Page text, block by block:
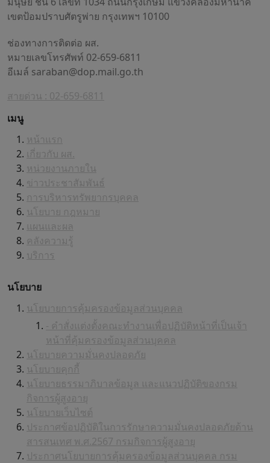
เขตป้อมปราบศัตรูพ่าย กรุงเทพฯ 10100
ช่องทางการติดต่อ ผส.
หมายเลขโทรศัพท์ 02-659-6811
อีเมล์ saraban@dop.mail.go.th
สายด่วน : 02-659-6811
เมนู
หน้าแรก
เกี่ยวกับ ผส.
หน่วยงานภายใน
ข่าวประชาสัมพันธ์
การบริหารทรัพยากรบุคคล
นโยบาย กฎหมาย
แผนและผล
คลังความรู้
บริการ
นโยบาย
นโยบายการคุ้มครองข้อมูลส่วนบุคคล
- คำสั่งแต่งตั้งคณะทำงานเพื่อปฏิบัติหน้าที่เป็นเจ้า
หน้าที่คุ้มครองข้อมูลส่วนบุคคล
นโยบายความมั่นคงปลอดภัย
นโยบายคุกกี้
นโยบายธรรมาภิบาลข้อมูล และแนวปฏิบัติของกรม
กิจการผู้สูงอายุ
นโยบายเว็บไซต์
ประกาศข้อปฏิบัติในการรักษาความมั่นคงปลอดภัยด้าน
สารสนเทศ พ.ศ.2567 กรมกิจการผู้สูงอายุ
ประกาศนโยบายการคุ้มครองข้อมูลส่วนบุคคล กรม